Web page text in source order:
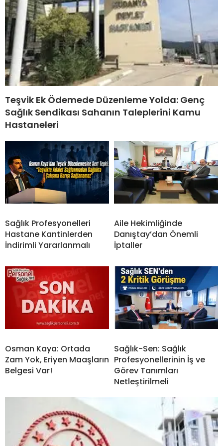
Teşvik Ek Ödemede Düzenleme Yolda: Genç
Sağlık Sendikası Sahanın Taleplerini Kamu
Hastaneleri
Sağlık Profesyonelleri
Hastane Kantinlerden
İndirimli Yararlanmalı
Aile Hekimliğinde
Danıştay’dan Önemli
İptaller
Osman Kaya: Ortada
Zam Yok, Eriyen Maaşların
Belgesi Var!
Sağlık-Sen: Sağlık
Profesyonellerinin İş ve
Görev Tanımları
Netleştirilmeli